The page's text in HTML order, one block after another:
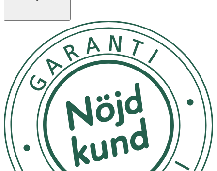
Egenskaper
· Dubbelsidig borste med piggar och syntetborst
· Piggborste för långhårig päls – motverkar tovor
· Syntetborste för korthårig päls, ansikte och ben
· Passar för daglig användning
Användning
· Borsta försiktigt och testa dig fram för att hitta vad
som passar djuret bäst.
· Använd regelbundet för att hålla pälsen i gott skick.
Förvaring